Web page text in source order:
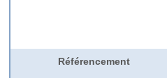
Référencement